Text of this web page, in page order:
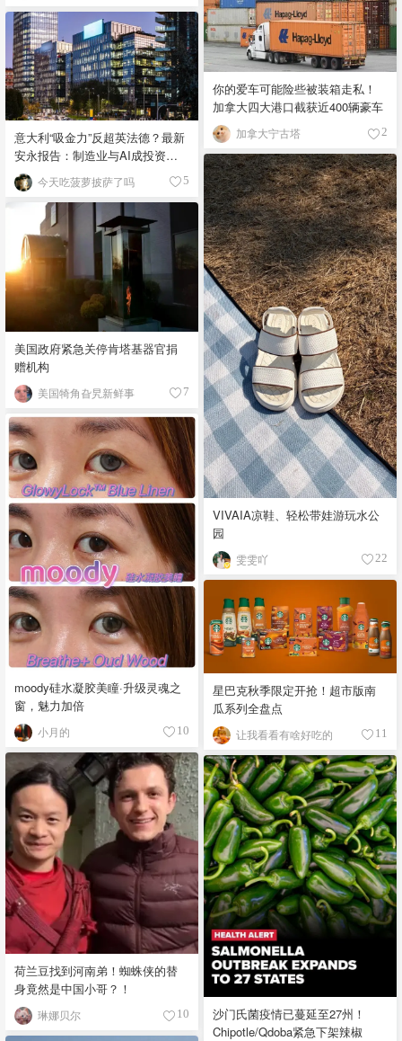
你的爱车可能险些被装箱走私！
加拿大四大港口截获近400辆豪车
加拿大宁古塔 2
意大利“吸金力”反超英法德？最新
安永报告：制造业与AI成投资新
宠！ 今天吃菠萝披萨了吗 5
VIVAIA凉鞋、轻松带娃游玩水公
园
雯雯吖 22
美国政府紧急关停肯塔基器官捐
赠机构
美国犄角旮旯新鲜事 7
moody硅水凝胶美瞳·升级灵魂之
窗，魅力加倍
小月的 10
星巴克秋季限定开抢！超市版南
瓜系列全盘点
让我看看有啥好吃的 11
荷兰豆找到河南弟！蜘蛛侠的替
身竟然是中国小哥？！
琳娜贝尔 10
沙门氏菌疫情已蔓延至27州！
Chipotle/Qdoba紧急下架辣椒